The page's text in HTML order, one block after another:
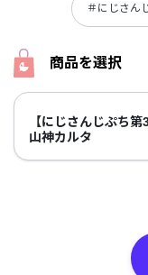
＃にじさん
商品を選択
【にじさんじぷち
山神カルタ